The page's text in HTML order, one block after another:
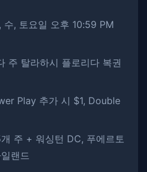
수, 토요일 오후 10:59 PM
주 탈라하시 플로리다 복권
Play 추가 시 $1, Double
주 + 워싱턴 DC, 푸에르토
랜드